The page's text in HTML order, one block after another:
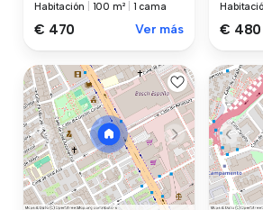
Habitación 100 m² 1 cama
€ 470 Ver más € 480